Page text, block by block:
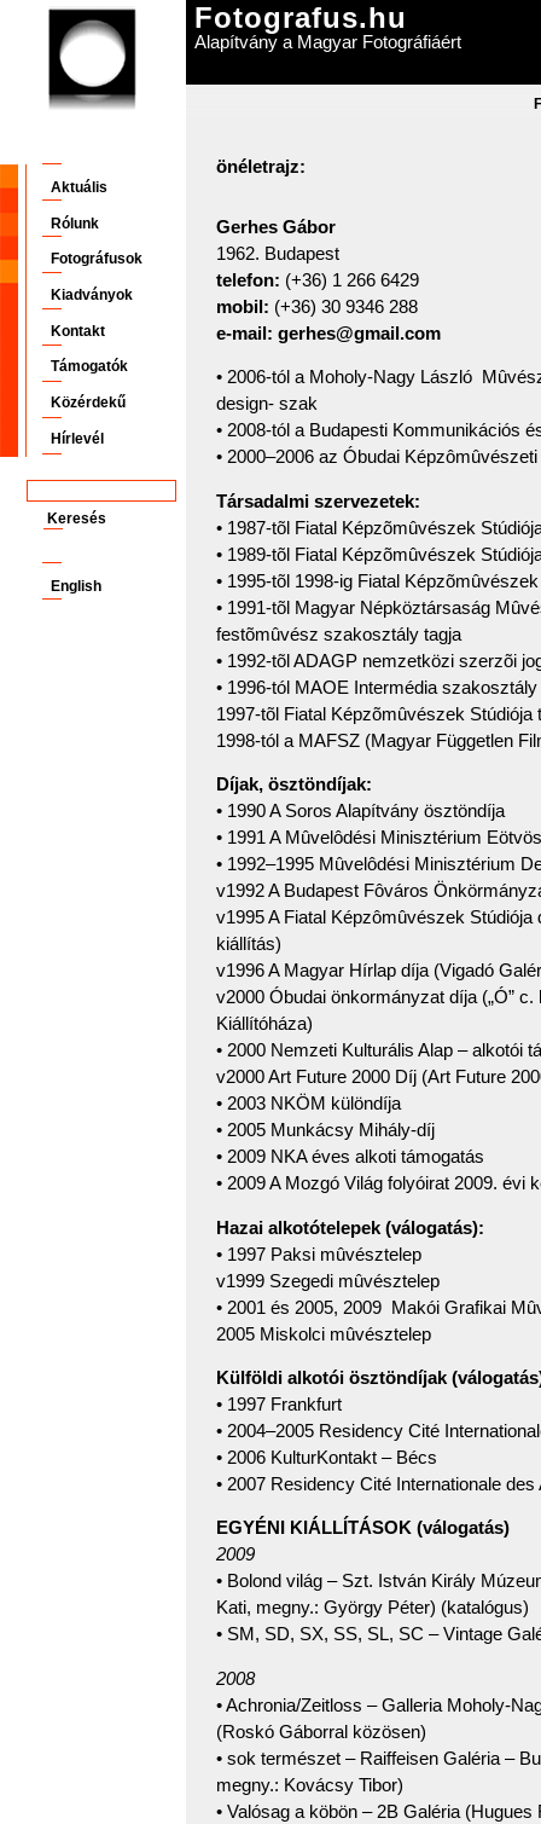
Fotografus.hu
Alapítvány a Magyar Fotográfiáért
Aktuális
Rólunk
Fotográfusok
Kiadványok
Kontakt
Támogatók
Közérdekű
Hírlevél
English
önéletrajz:
Gerhes Gábor
1962. Budapest
telefon: (+36) 1 266 6429
mobil: (+36) 30 9346 288
e-mail: gerhes@gmail.com
• 2006-tól a Moholy-Nagy László
design- szak
• 2008-tól a Budapesti Kommunikációs
• 2000–2006 az Óbudai
Társadalmi szervezetek:
• 1987-tõl Fiatal Képzõmûvészek
• 1989-tõl Fiatal Képzõmûvészek
• 1995-tõl 1998-ig Fiatal
• 1991-tõl Magyar Népköztársaság
festõmûvész szakosztály tagja
• 1992-tõl ADAGP nemzetközi szerzõi
• 1996-tól MAOE Intermédia szakosztály
1997-tõl Fiatal Képzõmûvészek Stúdiója
1998-tól a MAFSZ (Magyar Független
Díjak, ösztöndíjak:
• 1990 A Soros Alapítvány ösztöndíja
• 1991 A Mûvelôdési Minisztérium
• 1992–1995 Mûvelôdési Minisztérium
v1992 A Budapest Fôváros
v1995 A Fiatal Képzômûvészek
kiállítás)
v1996 A Magyar Hírlap díja (Vigadó
v2000 Óbudai önkormányzat díja („Ó”
Kiállítóháza)
• 2000 Nemzeti Kulturális Alap – alkotói
v2000 Art Future 2000 Díj (Art Future
• 2003 NKÖM különdíja
• 2005 Munkácsy Mihály-díj
• 2009 NKA éves alkoti támogatás
• 2009 A Mozgó Világ folyóirat 2009. évi
Hazai alkotótelepek (válogatás):
• 1997 Paksi mûvésztelep
v1999 Szegedi mûvésztelep
• 2001 és 2005, 2009 Makói Grafikai
2005 Miskolci mûvésztelep
Külföldi alkotói ösztöndíjak
• 1997 Frankfurt
• 2004–2005 Residency Cité
• 2006 KulturKontakt – Bécs
• 2007 Residency Cité Internationale
EGYÉNI KIÁLLÍTÁSOK (válogatás)
2009
• Bolond világ – Szt. István Király
Kati, megny.: György Péter) (katalógus)
• SM, SD, SX, SS, SL, SC – Vintage
2008
• Achronia/Zeitloss – Galleria Moholy-
(Roskó Gáborral közösen)
• sok természet – Raiffeisen Galéria –
megny.: Kovácsy Tibor)
• Valósag a köbön – 2B Galéria